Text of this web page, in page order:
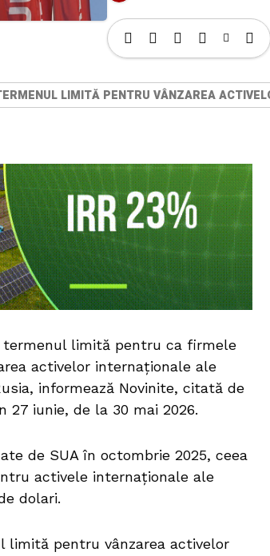
LIMITĂ PENTRU VÂNZAREA
limită pentru ca firmele
activelor internaţionale ale
informează Novinite, citată de
iunie, de la 30 mai 2026.
de SUA în octombrie 2025, ceea
activele internaţionale ale
dolari.
limită pentru vânzarea activelor